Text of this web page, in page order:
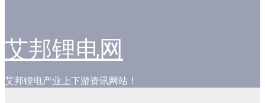
艾邦锂电网
艾邦锂电产业上下游资讯网站！